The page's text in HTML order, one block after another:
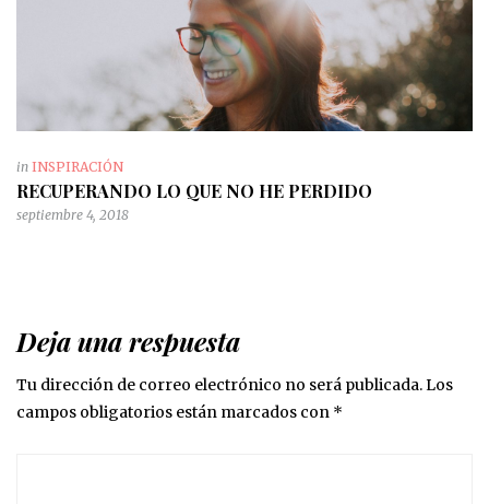
in INSPIRACIÓN
RECUPERANDO LO QUE NO HE PERDIDO
septiembre 4, 2018
Deja una respuesta
Tu dirección de correo electrónico no será publicada.Los
campos obligatorios están marcados con *